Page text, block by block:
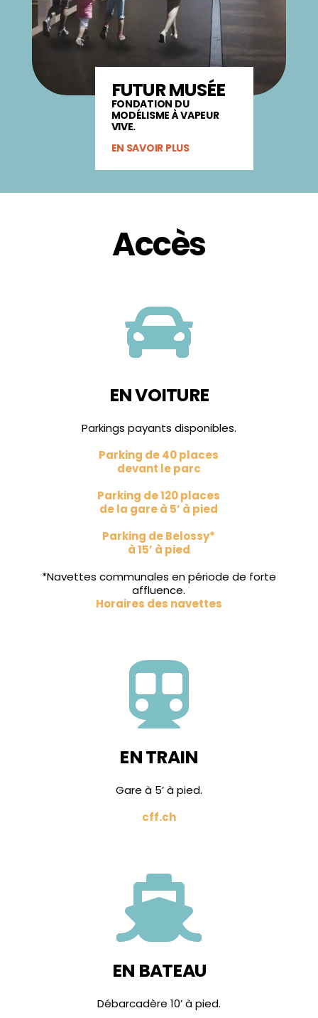
FUTUR MUSÉE
FONDATION DU
MODÉLISME À VAPEUR
VIVE.
EN SAVOIR PLUS
Accès

EN VOITURE
Parkings payants disponibles.
Parking de 40 places
devant le parc
Parking de 120 places
de la gare à 5’ à pied
Parking de Belossy*
à 15’ à pied
*Navettes communales en période de forte
affluence.
Horaires des navettes

EN TRAIN
Gare à 5’ à pied.
cff.ch

EN BATEAU
Débarcadère 10’ à pied.